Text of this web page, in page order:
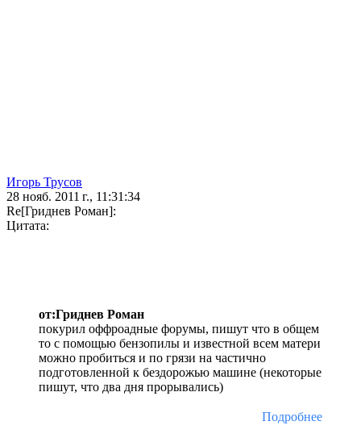
Игорь Трусов
28 нояб. 2011 г., 11:31:34
Re[Гриднев Роман]:
Цитата:
от:Гриднев Роман
покурил оффроадные форумы, пишут что в общем
то с помощью бензопилы и известной всем матери
можно пробиться и по грязи на частично
подготовленной к бездорожью машине (некоторые
пишут, что два дня прорывались)
Подробнее